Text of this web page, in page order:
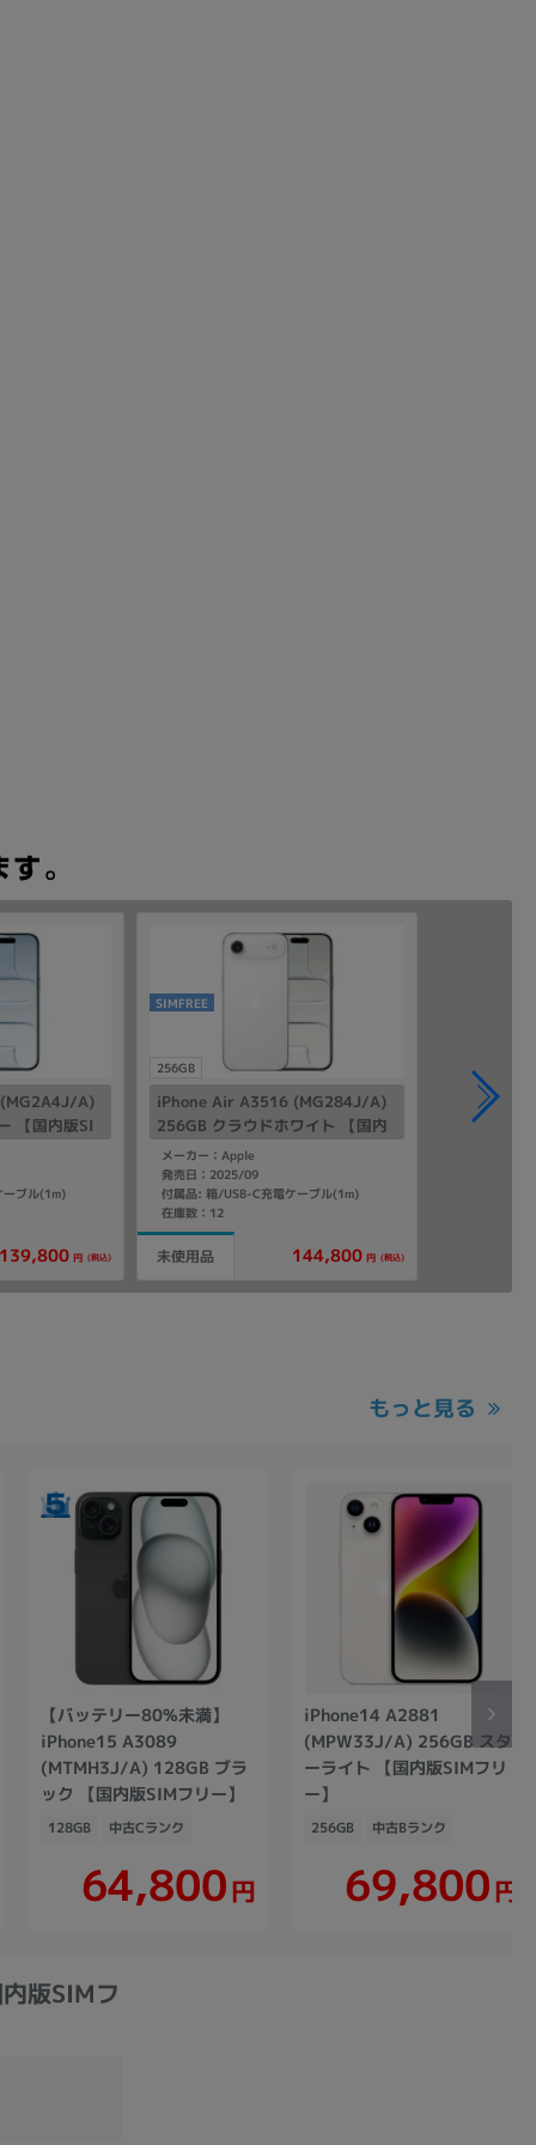
A)
【国内版SI
ブル(1m)
139,800 円 (税込)
256GB
SIMFREE
iPhone Air A3516 (MG284J/A)
256GB クラウドホワイト 【国内
版SIMフリー】
メーカー：Apple
発売日：2025/09
付属品: 箱/USB-C充電ケーブル(1m)
在庫数：12
未使用品 144,800 円 (税込)
もっと見る
【バッテリー80%未満】
iPhone15 A3089
(MTMH3J/A) 128GB ブラ
ック 【国内版SIMフリー】
128GB 中古Cランク
64,800円
iPhone14 A2881
(MPW33J/A) 256GB スタ
ーライト 【国内版SIMフリ
ー】
256GB 中古Bランク
69,800円
版SIMフ